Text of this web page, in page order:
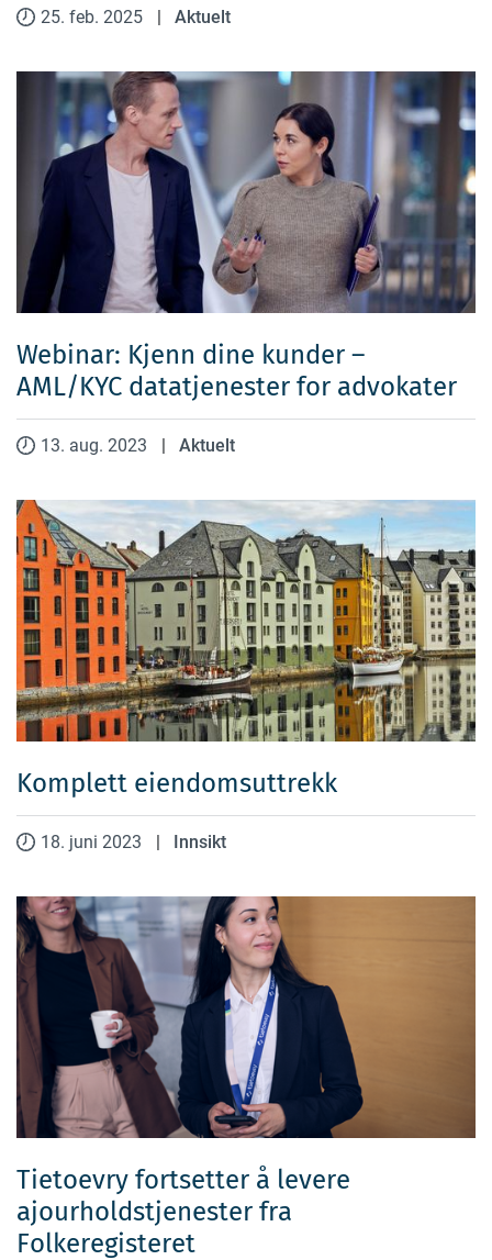
25. feb. 2025 | Aktuelt
Webinar: Kjenn dine kunder –
AML/KYC datatjenester for advokater
13. aug. 2023 | Aktuelt
Komplett eiendomsuttrekk
18. juni 2023 | Innsikt
Tietoevry fortsetter å levere
ajourholdstjenester fra
Folkeregisteret